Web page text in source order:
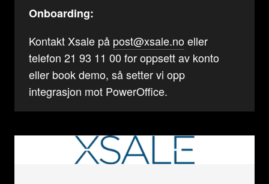
Onboarding:
Kontakt Xsale på post@xsale.noeller
telefon 21 93 11 00 for oppsett av konto
eller book demo, så setter vi opp
integrasjon mot PowerOffice.